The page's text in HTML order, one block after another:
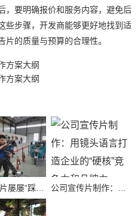
，要明确报价和服务内容，避免后
些步骤，开发商能够更好地找到适
的质量与预算的合理性。
方案大纲
方案大纲